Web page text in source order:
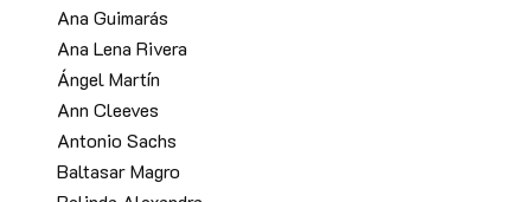
Ana Guimarás
Ana Lena Rivera
Ángel Martín
Ann Cleeves
Antonio Sachs
Baltasar Magro